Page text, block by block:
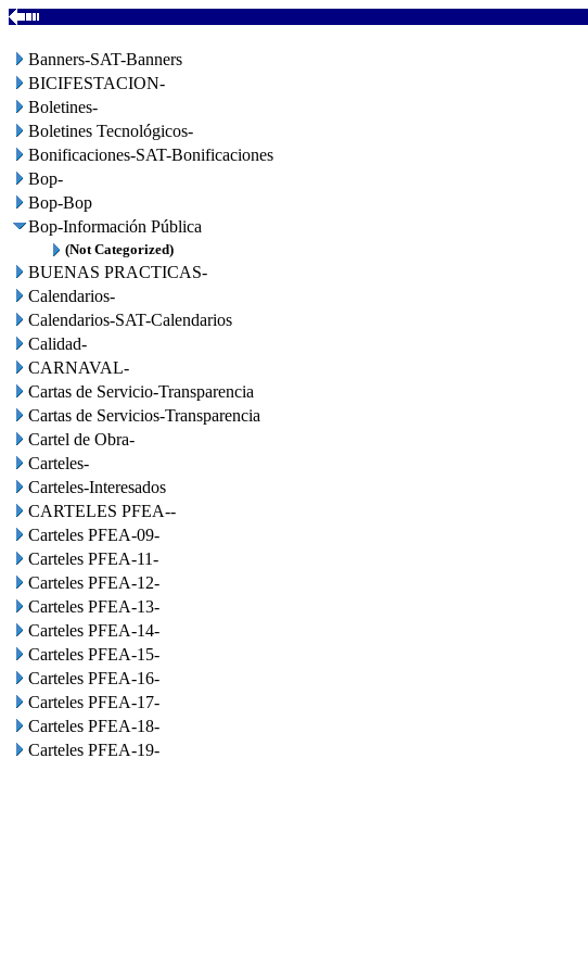
Banners-SAT-Banners
BICIFESTACION-
Boletines-
Boletines Tecnológicos-
Bonificaciones-SAT-Bonificaciones
Bop-
Bop-Bop
Bop-Información Pública
(Not Categorized)
BUENAS PRACTICAS-
Calendarios-
Calendarios-SAT-Calendarios
Calidad-
CARNAVAL-
Cartas de Servicio-Transparencia
Cartas de Servicios-Transparencia
Cartel de Obra-
Carteles-
Carteles-Interesados
CARTELES PFEA--
Carteles PFEA-09-
Carteles PFEA-11-
Carteles PFEA-12-
Carteles PFEA-13-
Carteles PFEA-14-
Carteles PFEA-15-
Carteles PFEA-16-
Carteles PFEA-17-
Carteles PFEA-18-
Carteles PFEA-19-